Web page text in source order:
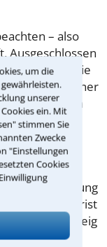
um die
unserer
ein. Mit
stimmen Sie
Zwecke
"Einstellungen
Cookies
– also
Ausgeschlossen
Arbeitgeber die
vom Eintritt einer
keinen
auch, dass
oder ein
der
einer Entlassung
Kündigungsfrist
in Braunschweig
Ihres